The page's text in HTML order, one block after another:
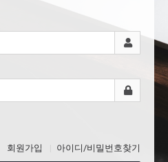
회원가입 아이디/비밀번호찾기